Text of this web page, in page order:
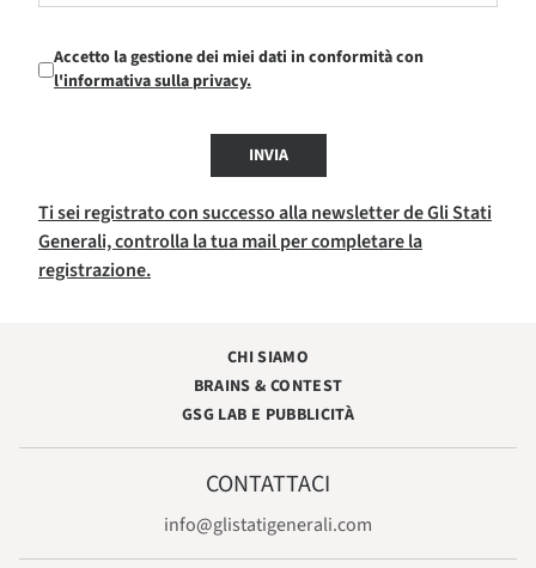
Accetto la gestione dei miei dati in conformità con
l'informativa sulla privacy.
INVIA
Ti sei registrato con successo alla newsletter de Gli Stati
Generali, controlla la tua mail per completare la
registrazione.
CHI SIAMO
BRAINS & CONTEST
GSG LAB E PUBBLICITÀ
CONTATTACI
info@glistatigenerali.com